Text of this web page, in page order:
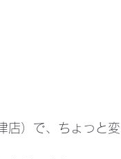
店）で、ちょっと